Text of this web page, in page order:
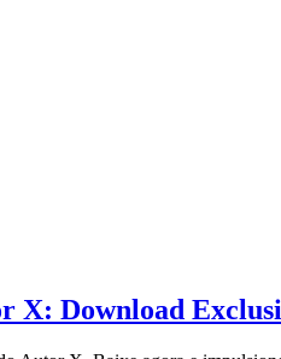
X: Download